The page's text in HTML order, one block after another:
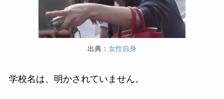
出典： 女性自身
学校名は、明かされていません。